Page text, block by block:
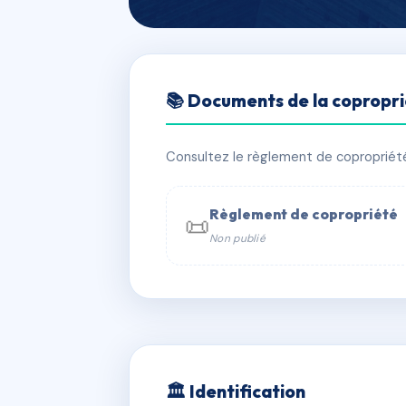
LES
📍 45 sen du pre 95320 SAINT LEU
📞 Contacter Syndic Digital
📚 Documents de la
Consultez le règlement de
📜Règlement de copropriété
Non publié
🏛 Identification